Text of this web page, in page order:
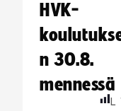
HVK-
n 30.8.
mennessä
L